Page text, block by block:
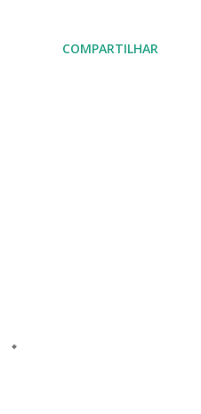
COMPARTILHAR